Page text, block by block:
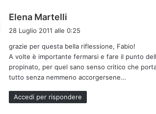
Elena Martelli
e
t
28 Luglio 2011 alle 0:25
grazie per questa bella riflessione, Fabio!
A volte è importante fermarsi e fare il punto
propinato, per quel sano senso critico che
tutto senza nemmeno accorgersene…
Accedi per rispondere